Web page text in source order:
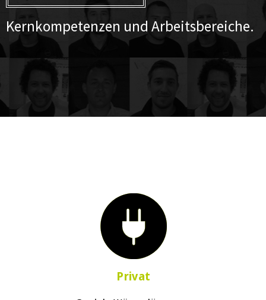
Kernkompetenzen und Arbeitsbereiche.
Privat